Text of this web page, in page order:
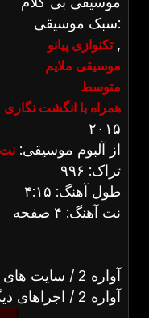
سبک موسیقی:
تکنوازی پیانو,
موسیقی ملایم
متوسط
همراه با انگشت نگاری
۲۰۱۵
از آلبوم موسیقی: نت
تراک: ۹۹۶
طول آهنگ: ۴:۱۵
نت آهنگ: ۴ صفحه
آواره 2 / سایت های دیگر
آواره 2 / اجراهای دیگر